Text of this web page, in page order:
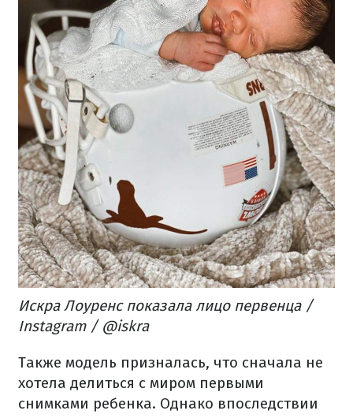
Искра Лоуренс показала лицо первенца /
Instagram / @iskra
Также модель призналась, что сначала не
хотела делиться с миром первыми
снимками ребенка. Однако впоследствии